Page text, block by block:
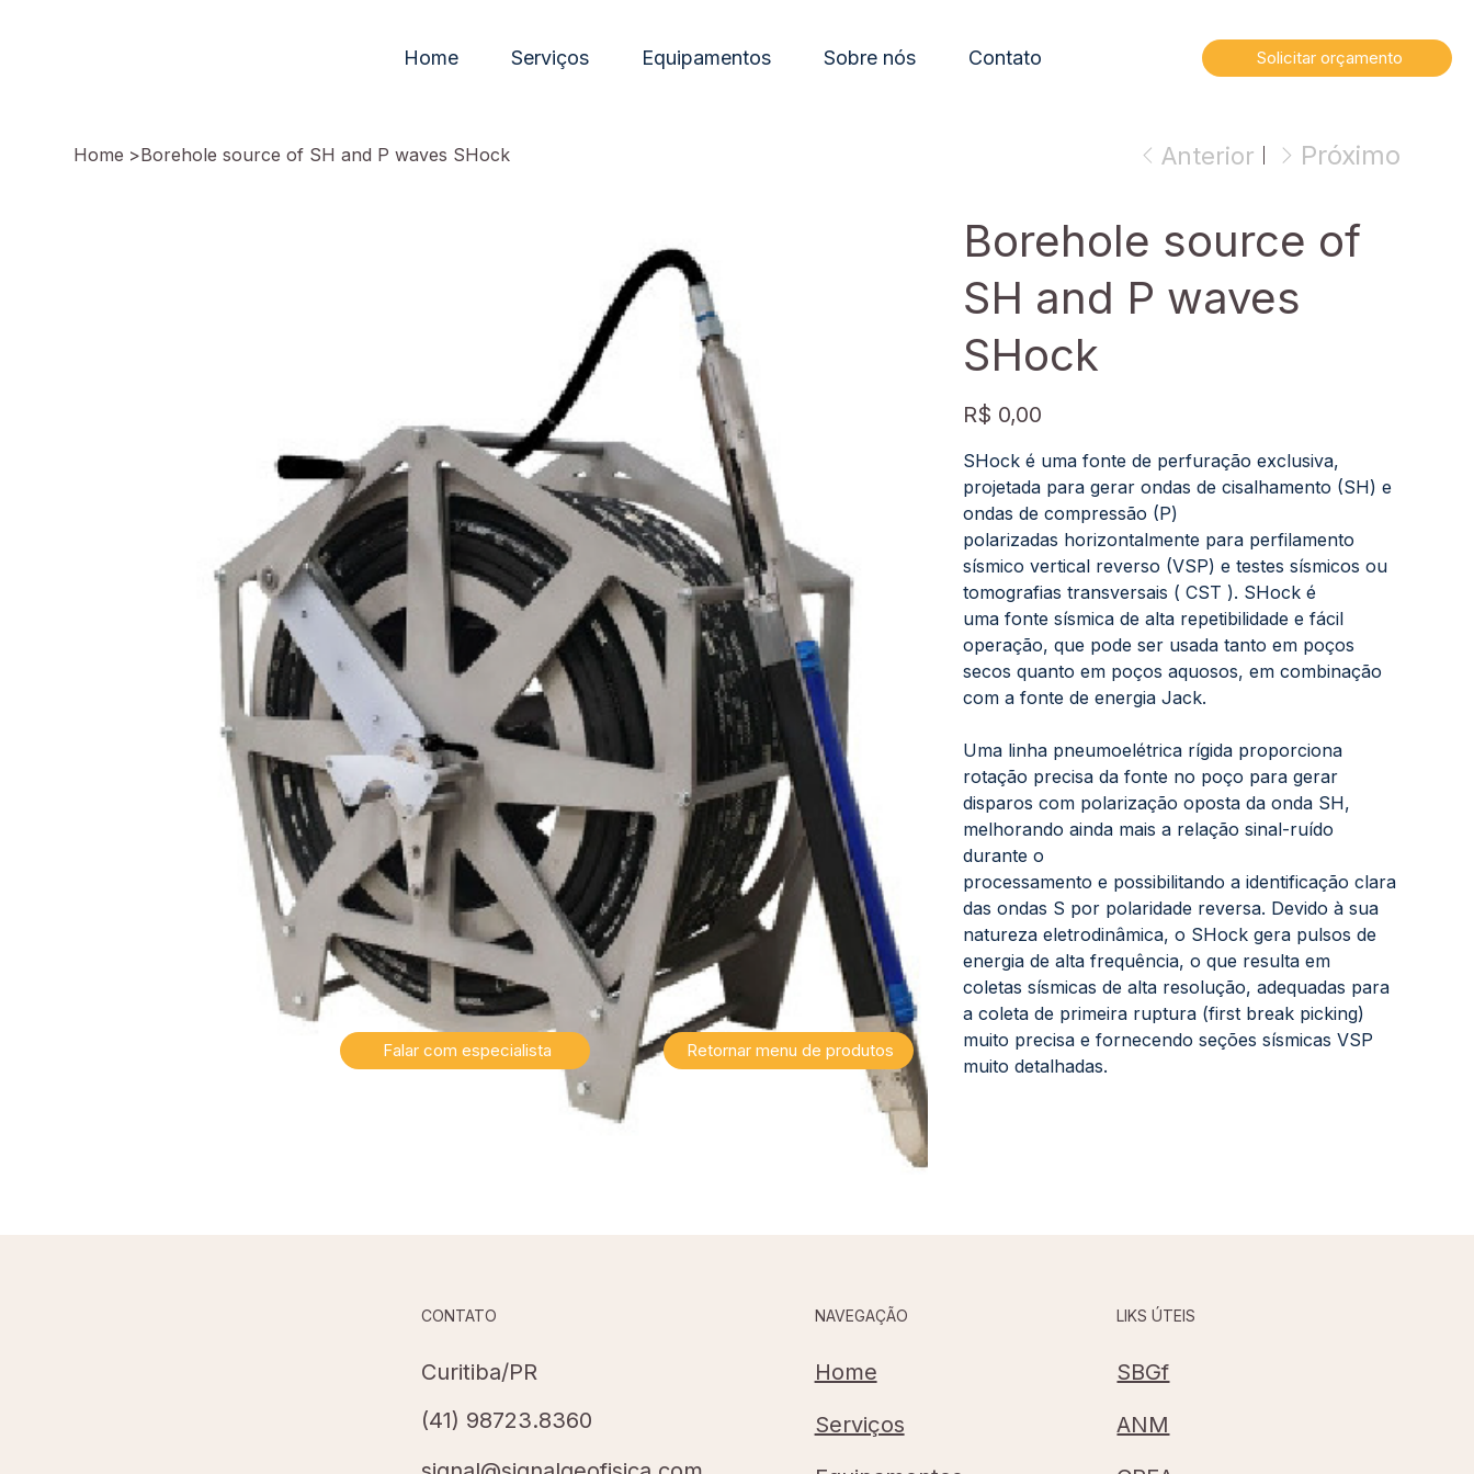
Home Serviços Equipamentos Sobre nós Contato Solicitar orçamento
Home >Borehole source of SH and P waves SHock Anterior Próximo
Borehole source of
SH and P waves
SHock
Preço
R$ 0,00
SHock é uma fonte de perfuração exclusiva,
projetada para gerar ondas de cisalhamento (SH) e
ondas de compressão (P)
polarizadas horizontalmente para perfilamento
sísmico vertical reverso (VSP) e testes sísmicos ou
tomografias transversais ( CST ). SHock é
uma fonte sísmica de alta repetibilidade e fácil
operação, que pode ser usada tanto em poços
secos quanto em poços aquosos, em combinação
com a fonte de energia Jack.
Uma linha pneumoelétrica rígida proporciona
rotação precisa da fonte no poço para gerar
disparos com polarização oposta da onda SH,
melhorando ainda mais a relação sinal-ruído
durante o
processamento e possibilitando a identificação clara
das ondas S por polaridade reversa. Devido à sua
natureza eletrodinâmica, o SHock gera pulsos de
energia de alta frequência, o que resulta em
coletas sísmicas de alta resolução, adequadas para
a coleta de primeira ruptura (first break picking)
muito precisa e fornecendo seções sísmicas VSP
muito detalhadas.
Falar com especialista Retornar menu de produtos
CONTATO
Curitiba/PR
(41) 98723.8360
NAVEGAÇÃO
Home
Serviços
LIKS ÚTEIS
SBGf
ANM